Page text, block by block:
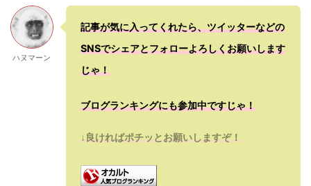
ハヌマーン
記事が気に入ってくれたら、ツイッターなどの
SNSでシェアとフォローよろしくお願いします
じゃ！
ブログランキングにも参加中ですじゃ！
↓良ければポチッとお願いしますぞ！